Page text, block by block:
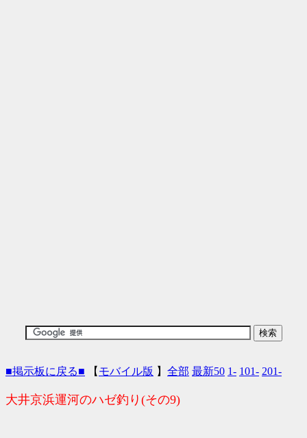
■掲示板に戻る■ 【 モバイル版 】 全部 最新50 1- 101- 201-
大井京浜運河のハゼ釣り(その9)